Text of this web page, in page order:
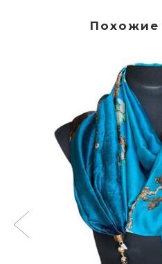
Похожие